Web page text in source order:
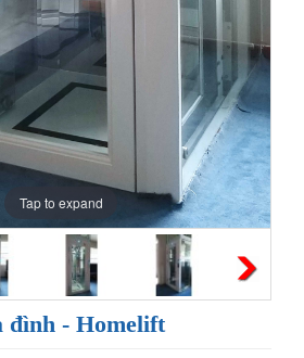
Tap to expand
đình - Homelift